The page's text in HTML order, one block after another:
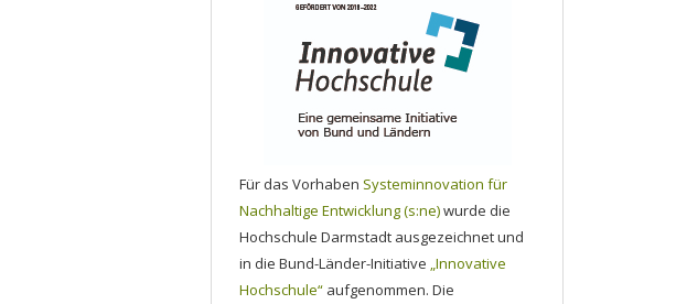
Für das Vorhaben Systeminnovation für
Nachhaltige Entwicklung (s:ne)wurde die
Hochschule Darmstadt ausgezeichnet und
in die Bund-Länder-Initiative „Innovative
Hochschule“ aufgenommen. Die